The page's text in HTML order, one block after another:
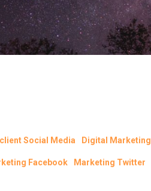
Social Media Digital Marketing
Facebook Marketing Twitter